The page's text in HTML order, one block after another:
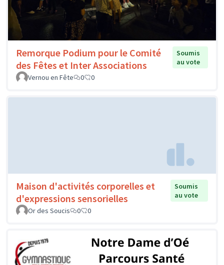
Remorque Podium pour le Comité
des Fêtes et Inter Associations
Soumis
au vote
Vernou en Fête
0 0
Maison d'activités corporelles et
d'expressions sensorielles
Soumis
au vote
Or des Soucis
0 0